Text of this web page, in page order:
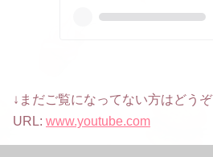
↓まだご覧になってない方はどうぞ
URL: www.youtube.com